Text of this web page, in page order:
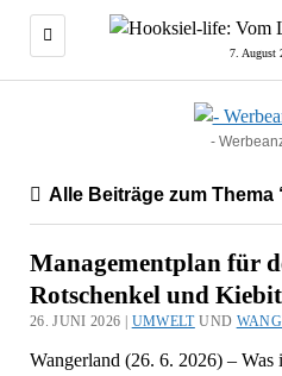
7. August
-
Alle Beiträge zum Thema
Managementplan für
Rotschenkel und
26. JUNI 2026 | UMWELTUND
Wangerland (26. 6. 2026) – Was